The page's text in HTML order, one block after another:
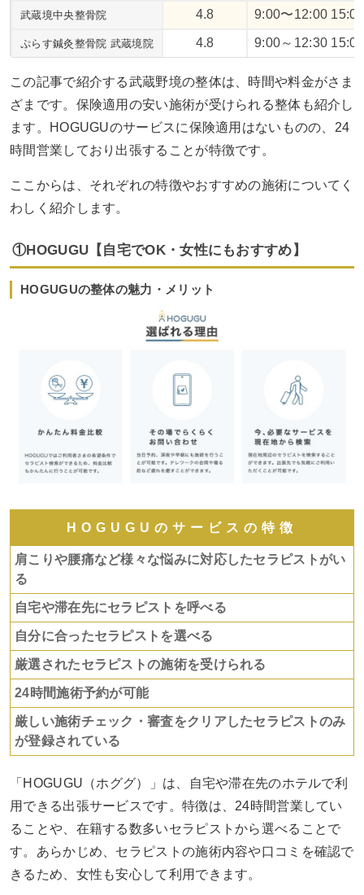
武蔵境中央整骨院 4.8 9:00〜12:00
ぷらす鍼灸整骨院 武蔵境院 4.8 9:00～12:30
この記事で紹介する武蔵野境の整体は、時間や料金がさま
ざまです。保険適用の安い施術が受けられる整体も紹介し
ます。HOGUGUのサービスに保険適用はないものの、24
時間営業しており出張することが特徴です。
ここからは、それぞれの特徴やおすすめの施術についてく
わしく紹介します。
①HOGUGU【自宅でOK・女性にもおすすめ】
HOGUGUの整体の魅力・メリット
HOGUGUのサービスの特徴
肩こりや腰痛など様々な悩みに対応したセラピストがい
る
自宅や滞在先にセラピストを呼べる
自分に合ったセラピストを選べる
厳選されたセラピストの施術を受けられる
24時間施術予約が可能
厳しい施術チェック・審査をクリアしたセラピストのみ
が登録されている
「HOGUGU（ホググ）」は、自宅や滞在先のホテルで利
用できる出張サービスです。特徴は、24時間営業してい
ることや、在籍する数多いセラピストから選べることで
す。あらかじめ、セラピストの施術内容や口コミを確認で
きるため、女性も安心して利用できます。